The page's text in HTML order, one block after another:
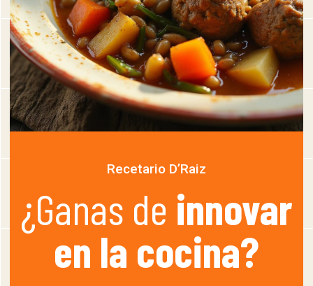
Recetario D’Raiz
¿Ganas de innovar
en la cocina?